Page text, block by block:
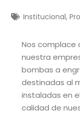
Institucional,
Nos complace
nuestra
bombas a
destinadas al
instaladas en
calidad de